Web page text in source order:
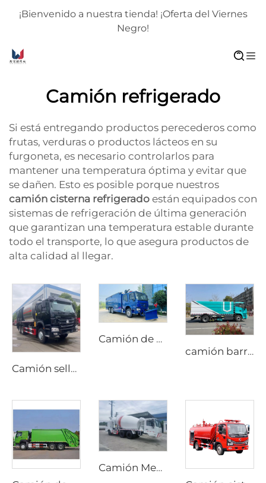
¡Bienvenido a nuestra tienda! ¡Oferta del Viernes
Negro!
Camión refrigerado
Si está entregando productos perecederos como
frutas, verduras o productos lácteos en su
furgoneta, es necesario controlarlos para
mantener una temperatura óptima y evitar que
se dañen. Esto es posible porque nuestros
camión cisterna refrigerado están equipados con
sistemas de refrigeración de última generación
que garantizan una temperatura estable durante
todo el transporte, lo que asegura productos de
alta calidad al llegar.
Camión sellador de grava sincrónico HOWO nuevo con transmisión manual y motor diésel, precio de fábrica
Camión de bomberos de alta presión con espuma Sinotruk HOWO 6X4, de alta calidad, nuevo y económico, con depósito de agua
camión barredor de nueva energía de alto rendimiento y duradero de 18T, barredora eléctrica pura para lavado y barrido
Camión Mezclador de Cemento Diesel Personalizado con Opciones de Transmisión Manual o Automática y Dirección Bidireccional para Producción en Túneles